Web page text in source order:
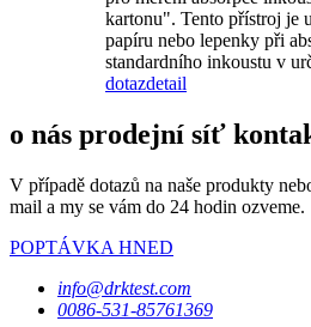
kartonu". Tento přístroj je
papíru nebo lepenky při
standardního inkoustu v
dotazdetail
o nás prodejní síť
V případě dotazů na naše produkty
mail a my se vám do 24 hodin ozveme.
POPTÁVKA HNED
info@drktest.com
0086-531-85761369